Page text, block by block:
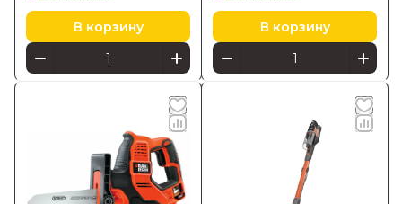
В корзину В корзину